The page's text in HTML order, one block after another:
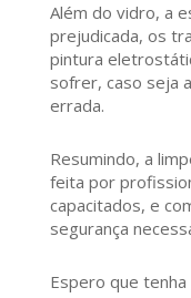
Além do vidro, a
prejudicada, os
pintura
sofrer, caso seja
errada.
Resumindo, a
feita por
capacitados, e
segurança
Espero que